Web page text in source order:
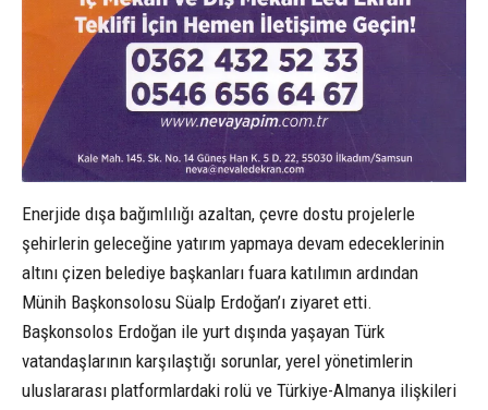
Enerjide dışa bağımlılığı azaltan, çevre dostu projelerle
şehirlerin geleceğine yatırım yapmaya devam edeceklerinin
altını çizen belediye başkanları fuara katılımın ardından
Münih Başkonsolosu Süalp Erdoğan’ı ziyaret etti.
Başkonsolos Erdoğan ile yurt dışında yaşayan Türk
vatandaşlarının karşılaştığı sorunlar, yerel yönetimlerin
uluslararası platformlardaki rolü ve Türkiye-Almanya ilişkileri